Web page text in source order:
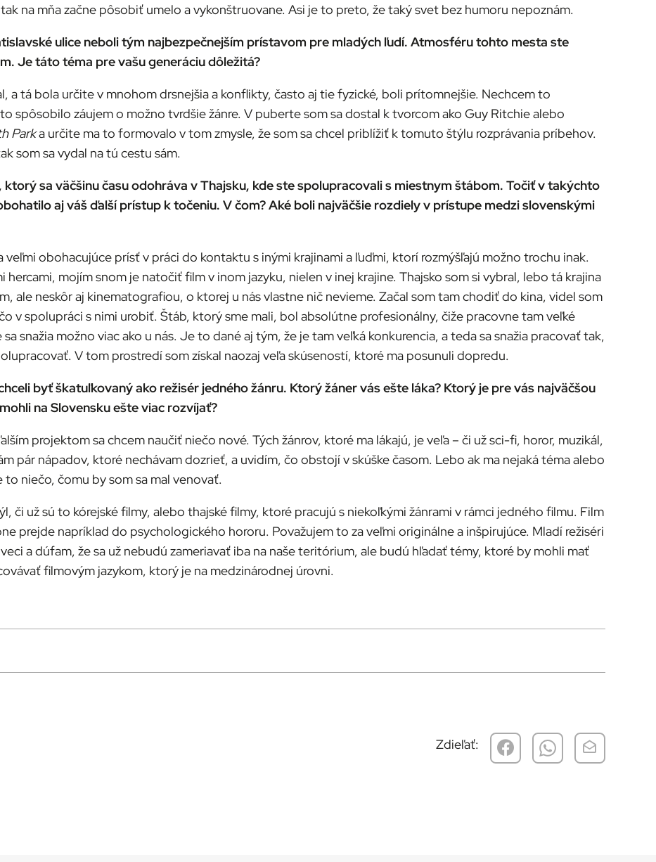
na mňa začne pôsobiť umelo a vykonštruovane. Asi je to preto, že taký svet bez humoru nepoznám.
ulice neboli tým najbezpečnejším prístavom pre mladých ľudí. Atmosféru tohto mesta ste
Je táto téma pre vašu generáciu dôležitá?
a tá bola určite v mnohom drsnejšia a konflikty, často aj tie fyzické, boli prítomnejšie. Nechcem to
spôsobilo záujem o možno tvrdšie žánre. V puberte som sa dostal k tvorcom ako Guy Ritchie alebo
Parka určite ma to formovalo v tom zmysle, že som sa chcel priblížiť k tomuto štýlu rozprávania príbehov.
som sa vydal na tú cestu sám.
ktorý sa väčšinu času odohráva v Thajsku, kde ste spolupracovali s miestnym štábom. Točiť v takýchto
aj váš ďalší prístup k točeniu. V čom? Aké boli najväčšie rozdiely v prístupe medzi slovenskými
obohacujúce prísť v práci do kontaktu s inými krajinami a ľuďmi, ktorí rozmýšľajú možno trochu inak.
hercami, mojím snom je natočiť film v inom jazyku, nielen v inej krajine. Thajsko som si vybral, lebo tá krajina
ale neskôr aj kinematografiou, o ktorej u nás vlastne nič nevieme. Začal som tam chodiť do kina, videl som
v spolupráci s nimi urobiť. Štáb, ktorý sme mali, bol absolútne profesionálny, čiže pracovne tam veľké
snažia možno viac ako u nás. Je to dané aj tým, že je tam veľká konkurencia, a teda sa snažia pracovať tak,
V tom prostredí som získal naozaj veľa skúseností, ktoré ma posunuli dopredu.
byť škatuľkovaný ako režisér jedného žánru. Ktorý žáner vás ešte láka? Ktorý je pre vás najväčšou
na Slovensku ešte viac rozvíjať?
projektom sa chcem naučiť niečo nové. Tých žánrov, ktoré ma lákajú, je veľa – či už sci-fi, horor, muzikál,
pár nápadov, ktoré nechávam dozrieť, a uvidím, čo obstojí v skúške časom. Lebo ak ma nejaká téma alebo
niečo, čomu by som sa mal venovať.
či už sú to kórejské filmy, alebo thajské filmy, ktoré pracujú s niekoľkými žánrami v rámci jedného filmu. Film
prejde napríklad do psychologického hororu. Považujem to za veľmi originálne a inšpirujúce. Mladí režiséri
a dúfam, že sa už nebudú zameriavať iba na naše teritórium, ale budú hľadať témy, ktoré by mohli mať
filmovým jazykom, ktorý je na medzinárodnej úrovni.
Zdieľať: